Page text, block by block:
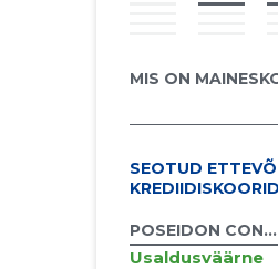
MIS ON
SEOTUD
KREDIIDISKOORID
POSEIDON
Usaldusväärne